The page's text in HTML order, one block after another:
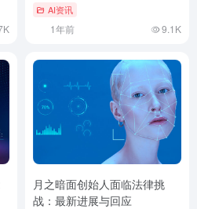
AI资讯
1年前 9.1K
月之暗面创始人面临法律挑
战：最新进展与回应